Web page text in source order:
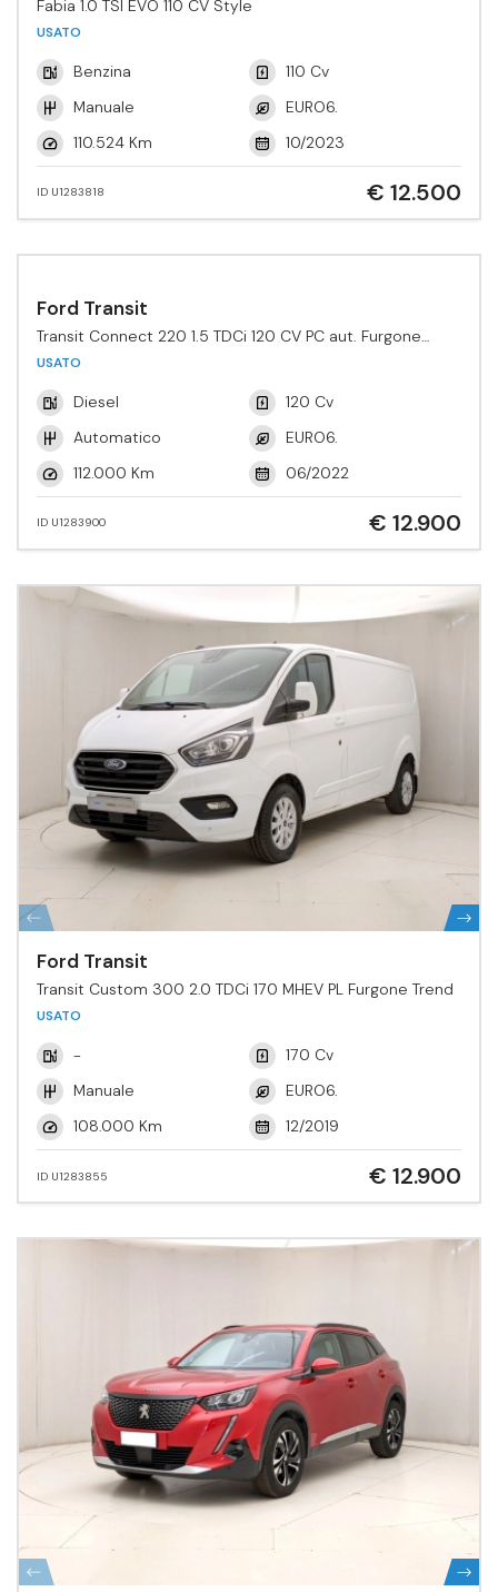
Fabia 1.0 TSI EVO 110 CV Style
USATO
Benzina
110 Cv
Manuale
EURO6.
110.524 Km
10/2023
ID U1283818 € 12.500
Ford Transit
Transit Connect 220 1.5 TDCi 120 CV PC aut. Furgone
Active
USATO
Diesel
120 Cv
Automatico
EURO6.
112.000 Km
06/2022
ID U1283900 € 12.900
Ford Transit
Transit Custom 300 2.0 TDCi 170 MHEV PL Furgone Trend
USATO
-
170 Cv
Manuale
EURO6.
108.000 Km
12/2019
ID U1283855 € 12.900